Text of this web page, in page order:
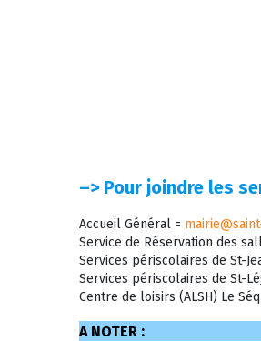
–> Pour joindre les
Accueil Général =
Service de Réservation des
Services périscolaires de St-
Services périscolaires de St-
Centre de loisirs (ALSH) Le
A NOTER :